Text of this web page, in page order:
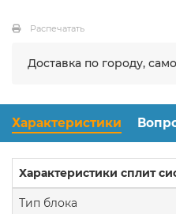
Распечатать
Доставка по городу,
Характеристики
Характеристики сплит
Тип блока